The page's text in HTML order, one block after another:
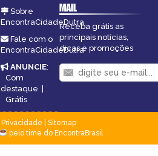
Sobre
EncontraCidadeDutra
Fale com o
EncontraCidadeDutra
ANUNCIE:
Com
destaque |
Grátis
MAIL
Receba grátis as
principais notícias,
dicas e promoções
Privacidade
Sitemap
pelo time do EncontraBrasil